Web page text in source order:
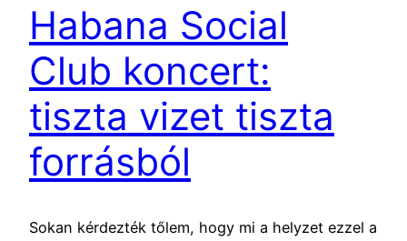
Habana Social
Club koncert:
tiszta vizet tiszta
forrásból
Sokan kérdezték tőlem, hogy mi a helyzet ezzel a